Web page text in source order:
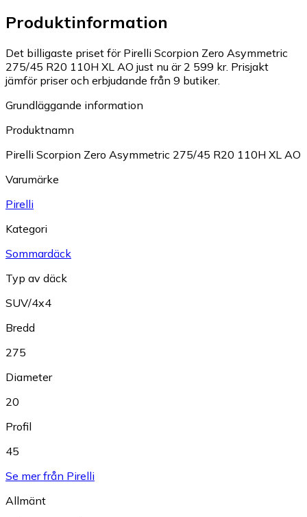
Produktinformation
Det billigaste priset för Pirelli Scorpion Zero Asymmetric
275/45 R20 110H XL AO just nu är 2 599 kr. Prisjakt
jämför priser och erbjudande från 9 butiker.
Grundläggande information
Produktnamn
Pirelli Scorpion Zero Asymmetric 275/45 R20 110H XL AO
Varumärke
Pirelli
Kategori
Sommardäck
Typ av däck
SUV/4x4
Bredd
275
Diameter
20
Profil
45
Se mer från Pirelli
Allmänt